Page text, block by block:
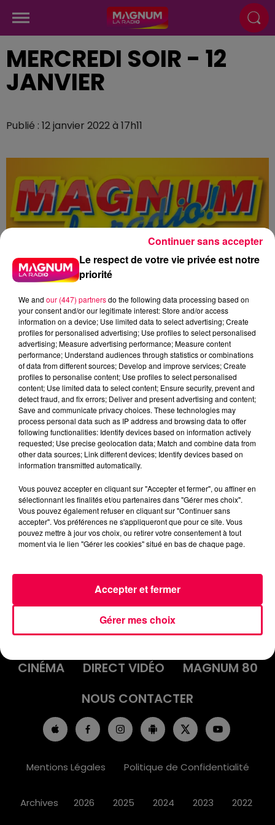
MERCREDI SOIR - 12
JANVIER
Publié : 12 janvier 2022 à 17h11
Flash infos
Crédit :Flash infos
podcasts/2022/01/2022-01-12-18-11-
24_18H_12012022.mp3
ACCUEIL INFOS
EMISSIONS
AGENDA
JEUX
PODCASTS
CINÉMA
DIRECT VIDÉO
MAGNUM 80
NOUS CONTACTER
Mentions Légales Politique de Confidentialité
Archives 2026 2025 2024 2023 2022
Le respect de votre vie privée est notre
priorité
We and our (447) partnersdo the following data processing based on
your consent and/or our legitimate interest: Store and/or access
information on a device; Use limited data to select advertising; Create
profiles for personalised advertising; Use profiles to select personalised
advertising; Measure advertising performance; Measure content
performance; Understand audiences through statistics or combinations
of data from different sources; Develop and improve services; Create
profiles to personalise content; Use profiles to select personalised
content; Use limited data to select content; Ensure security, prevent and
detect fraud, and fix errors; Deliver and present advertising and content;
Save and communicate privacy choices. These technologies may
process personal data such as IP address and browsing data to offer
following functionalities: Identify devices based on information actively
requested; Use precise geolocation data; Match and combine data from
other data sources; Link different devices; Identify devices based on
information transmitted automatically.
Vous pouvez accepter en cliquant sur "Accepter et fermer", ou affiner en
sélectionnant les finalités et/ou partenaires dans "Gérer mes choix".
Vous pouvez également refuser en cliquant sur "Continuer sans
accepter". Vos préférences ne s'appliqueront que pour ce site. Vous
pouvez mettre à jour vos choix, ou retirer votre consentement à tout
moment via le lien "Gérer les cookies" situé en bas de chaque page.
Gérer mes choix
Accepter et fermer
Continuer sans accepter